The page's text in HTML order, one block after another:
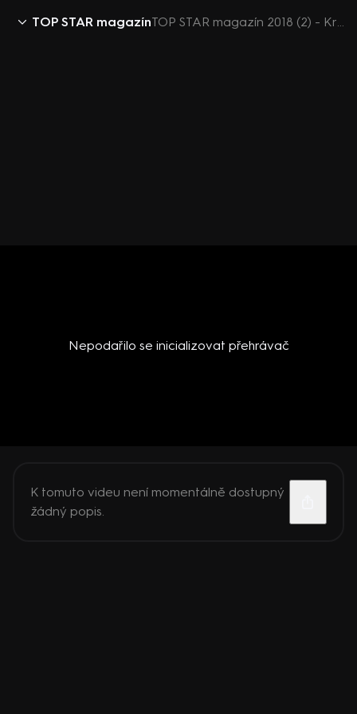
TOP STAR magazín TOP STAR magazín 2018 (2) - Kristian Kodet ukáže svůj hrob
Nepodařilo se inicializovat přehrávač
K tomuto videu není momentálně dostupný
žádný popis.